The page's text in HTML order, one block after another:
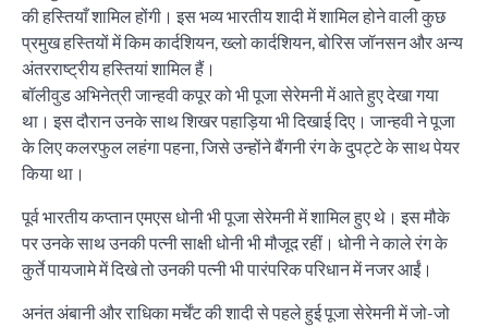
की हस्तियाँ शामिल होंगी। इस भव्य भारतीय शादी में शामिल होने वाली कुछ
प्रमुख हस्तियों में किम कार्दशियन, ख्लो कार्दशियन, बोरिस जॉनसन और अन्य
अंतरराष्ट्रीय हस्तियां शामिल हैं।
बॉलीवुड अभिनेत्री जान्हवी कपूर को भी पूजा सेरेमनी में आते हुए देखा गया
था। इस दौरान उनके साथ शिखर पहाड़िया भी दिखाई दिए। जान्हवी ने पूजा
के लिए कलरफुल लहंगा पहना, जिसे उन्होंने बैंगनी रंग के दुपट्टे के साथ पेयर
किया था।
पूर्व भारतीय कप्तान एमएस धोनी भी पूजा सेरेमनी में शामिल हुए थे। इस मौके
पर उनके साथ उनकी पत्नी साक्षी धोनी भी मौजूद रहीं। धोनी ने काले रंग के
कुर्ते पायजामे में दिखे तो उनकी पत्नी भी पारंपरिक परिधान में नजर आईं।
अनंत अंबानी और राधिका मर्चेंट की शादी से पहले हुई पूजा सेरेमनी में जो-जो